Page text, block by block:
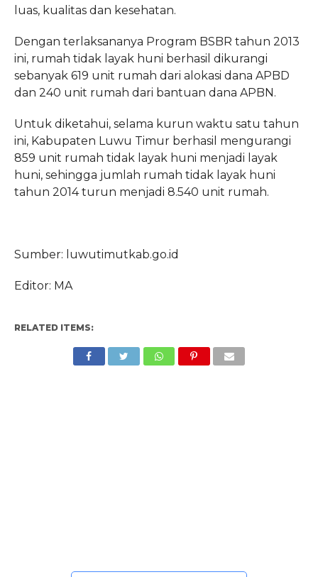
luas, kualitas dan kesehatan.
Dengan terlaksananya Program BSBR tahun 2013
ini, rumah tidak layak huni berhasil dikurangi
sebanyak 619 unit rumah dari alokasi dana APBD
dan 240 unit rumah dari bantuan dana APBN.
Untuk diketahui, selama kurun waktu satu tahun
ini, Kabupaten Luwu Timur berhasil mengurangi
859 unit rumah tidak layak huni menjadi layak
huni, sehingga jumlah rumah tidak layak huni
tahun 2014 turun menjadi 8.540 unit rumah.
Sumber: luwutimutkab.go.id
Editor: MA
RELATED ITEMS: